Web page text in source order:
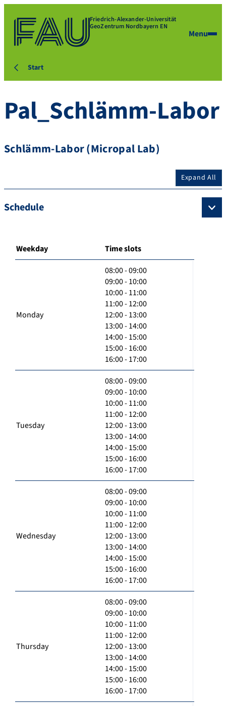
Friedrich-Alexander-Universität
GeoZentrum Nordbayern EN
Menu
Start
Pal_Schlämm-Labor
Schlämm-Labor (Micropal Lab)
Expand All
Schedule
Weekday Time slots
Monday
08:00 - 09:00
09:00 - 10:00
10:00 - 11:00
11:00 - 12:00
12:00 - 13:00
13:00 - 14:00
14:00 - 15:00
15:00 - 16:00
16:00 - 17:00
Tuesday
08:00 - 09:00
09:00 - 10:00
10:00 - 11:00
11:00 - 12:00
12:00 - 13:00
13:00 - 14:00
14:00 - 15:00
15:00 - 16:00
16:00 - 17:00
Wednesday
08:00 - 09:00
09:00 - 10:00
10:00 - 11:00
11:00 - 12:00
12:00 - 13:00
13:00 - 14:00
14:00 - 15:00
15:00 - 16:00
16:00 - 17:00
Thursday
08:00 - 09:00
09:00 - 10:00
10:00 - 11:00
11:00 - 12:00
12:00 - 13:00
13:00 - 14:00
14:00 - 15:00
15:00 - 16:00
16:00 - 17:00